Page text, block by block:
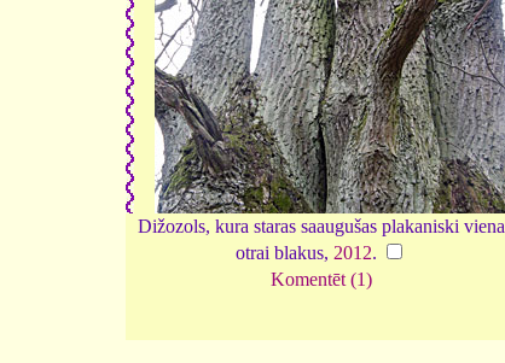
Dižozols, kura staras saaugušas plakaniski viena
otrai blakus, 2012.
Komentēt (1)